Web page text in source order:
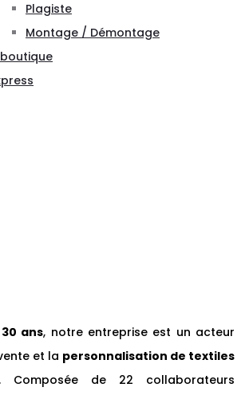
Plagiste
Montage / Démontage
30 ans, notre entreprise est un acteur
et la personnalisation de textiles
. Composée de 22 collaborateurs